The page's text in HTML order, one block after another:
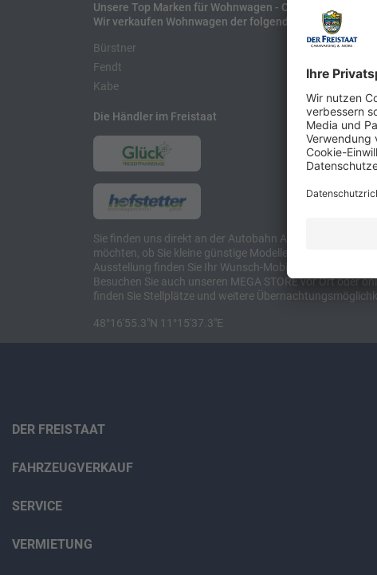
Unsere Top Marken für Wohnwagen - Caravans
Wir verkaufen Wohnwagen der folgenden Hersteller:
Bürstner
Fendt
Kabe
Hobby
LMC
Die Händler im Freistaat
Sie finden uns direkt an der Autobahn A8 zwischen
möchten, ob Sie kleine günstige Modelle suchen, etwa
Ausstellung finden Sie Ihr Wunsch-Mobil und alles für
Besuchen Sie auch unseren MEGA STORE vor Ort oder
finden Sie Stellplätze und weitere
48°16'55.3"N 11°15'37.3"E
DER FREISTAAT
FAHRZEUGVERKAUF
SERVICE
VERMIETUNG